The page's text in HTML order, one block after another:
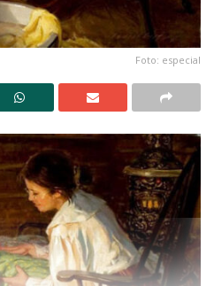
Foto: especial